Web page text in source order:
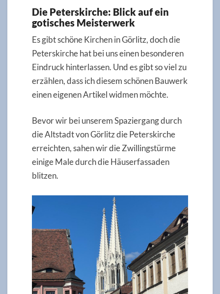
Die Peterskirche: Blick auf ein
gotisches Meisterwerk
Es gibt schöne Kirchen in Görlitz, doch die
Peterskirche hat bei uns einen besonderen
Eindruck hinterlassen. Und es gibt so viel zu
erzählen, dass ich diesem schönen Bauwerk
einen eigenen Artikel widmen möchte.
Bevor wir bei unserem Spaziergang durch
die Altstadt von Görlitz die Peterskirche
erreichten, sahen wir die Zwillingstürme
einige Male durch die Häuserfassaden
blitzen.